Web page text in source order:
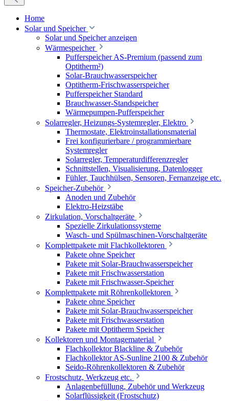
Home
Solar und Speicher
Solar und Speicher anzeigen
Wärmespeicher
Pufferspeicher AS-Premium (passend zum
Optitherm²)
Solar-Brauchwasserspeicher
Optitherm-Frischwasserspeicher
Pufferspeicher Standard
Brauchwasser-Standspeicher
Wärmepumpen-Pufferspeicher
Solarregler, Heizungs-Systemregler, Elektro
Thermostate, Elektroinstallationsmaterial
Frei konfigurierbare / programmierbare
Systemregler
Solarregler, Temperaturdifferenzregler
Schnittstellen, Visualisierung, Datenlogger
Fühler, Tauchhülsen, Sensoren, Fernanzeige etc.
Speicher-Zubehör
Anoden und Zubehör
Elektro-Heizstäbe
Zirkulation, Vorschaltgeräte
Spezielle Zirkulationssysteme
Wasch- und Spülmaschinen-Vorschaltgeräte
Komplettpakete mit Flachkollektoren
Pakete ohne Speicher
Pakete mit Solar-Brauchwasserspeicher
Pakete mit Frischwasserstation
Pakete mit Frischwasser-Speicher
Komplettpakete mit Röhrenkollektoren
Pakete ohne Speicher
Pakete mit Solar-Brauchwasserspeicher
Pakete mit Frischwasserstation
Pakete mit Optitherm Speicher
Kollektoren und Montagematerial
Flachkollektor Blackline & Zubehör
Flachkollektor AS-Sunline 2100 & Zubehör
Seido-Röhrenkollektoren & Zubehör
Frostschutz, Werkzeug etc.
Anlagenbefüllung, Zubehör und Werkzeug
Solarflüssigkeit (Frostschutz)